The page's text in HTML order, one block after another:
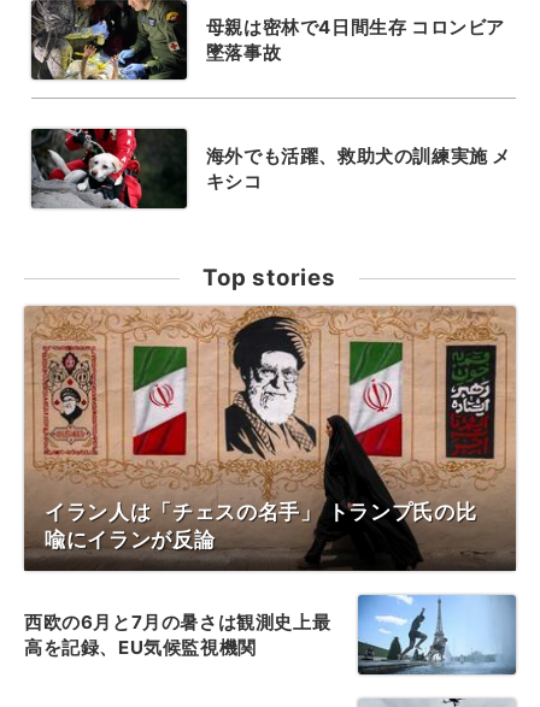
母親は密林で4日間生存 コロンビア
墜落事故
海外でも活躍、救助犬の訓練実施 メ
キシコ
Top stories
イラン人は「チェスの名手」 トランプ氏の比
喩にイランが反論
西欧の6月と7月の暑さは観測史上最
高を記録、EU気候監視機関